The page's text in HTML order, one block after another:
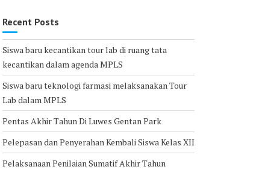
Recent Posts
Siswa baru kecantikan tour lab di ruang tata
kecantikan dalam agenda MPLS
Siswa baru teknologi farmasi melaksanakan Tour
Lab dalam MPLS
Pentas Akhir Tahun Di Luwes Gentan Park
Pelepasan dan Penyerahan Kembali Siswa Kelas XII
Pelaksanaan Penilaian Sumatif Akhir Tahun